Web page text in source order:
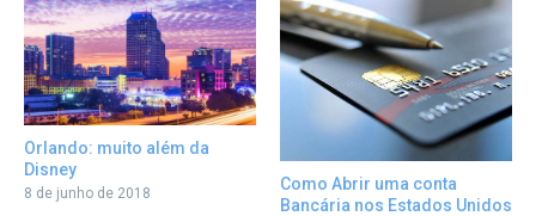
Orlando: muito além da
Disney
8 de junho de 2018
Como Abrir uma conta
Bancária nos Estados Unidos